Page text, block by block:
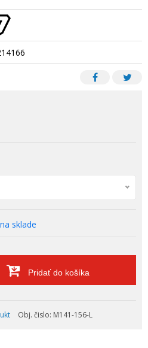
sklade
Pridať do košíka
Obj. čislo: M141-156-L